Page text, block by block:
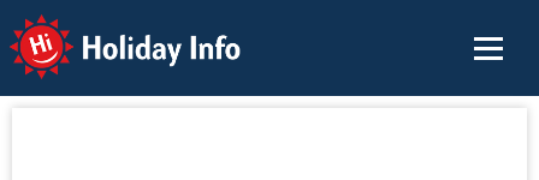
Holiday Info